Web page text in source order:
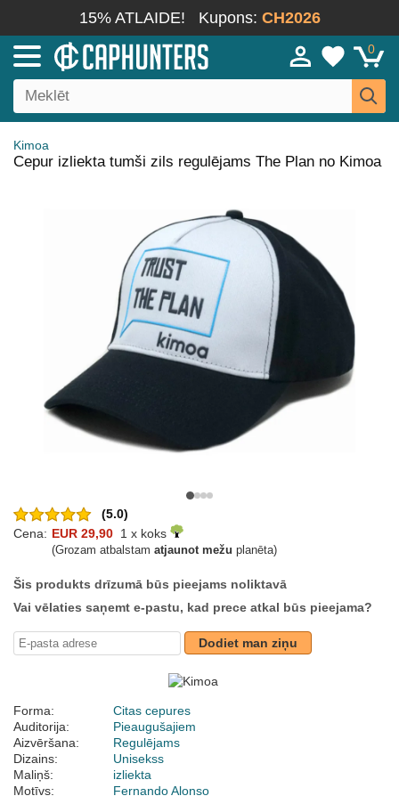
15% ATLAIDE! Kupons: CH2026
0
Kimoa
Cepur izliekta tumši zils regulējams The Plan no Kimoa
(5.0)
Cena: EUR 29,90 1 x koks
(Grozam atbalstam atjaunot mežu planēta)
Šis produkts drīzumā būs pieejams noliktavā
Vai vēlaties saņemt e-pastu, kad prece atkal būs pieejama?
Dodiet man ziņu
Forma:
Citas cepures
Auditorija:
Pieaugušajiem
Aizvēršana:
Regulējams
Dizains:
Unisekss
Maliņš:
izliekta
Motīvs:
Fernando Alonso